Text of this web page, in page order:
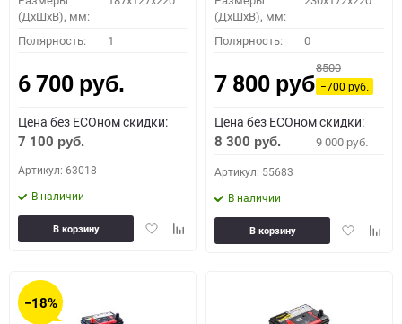
(ДхШхВ), мм:
Полярность: 1
6 700 руб.
Цена без ECOном скидки:
7 100 руб.
Артикул: 63018
В наличии
ДобавитьДобавить
В корзину
(ДхШхВ), мм:
Полярность: 0
7 800 руб.
8500
−700руб.
Цена без ECOном скидки:
8 300 руб. 9 000руб.
Артикул: 55683
В наличии
Добавить
В корзину
−18%